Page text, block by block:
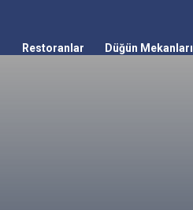
Restoranlar Düğün Mekanları